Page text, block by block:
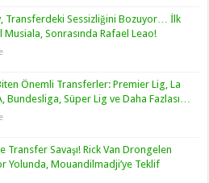
Transferdeki Sessizliğini Bozuyor… İlk
Musiala, Sonrasında Rafael Leao!
Önemli Transferler: Premier Lig, La
Bundesliga, Süper Lig ve Daha Fazlası…
Transfer Savaşı! Rick Van Drongelen
Yolunda, Mouandilmadji’ye Teklif